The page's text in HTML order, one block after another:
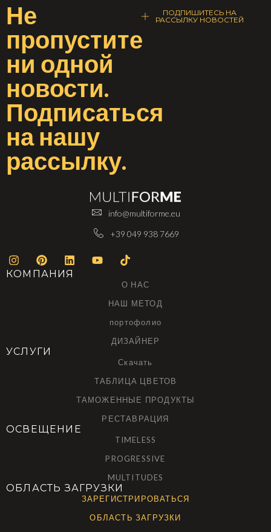
Не
пропустите
ни одной
новости.
Подписаться
нанашу
рассылку.
ПОДПИШИТЕСЬ НА
РАССЫЛКУ НОВОСТЕЙ
info@multiforme.eu
+39 049 938 7669
КОМПАНИЯ
О НАС
НАШ МЕТОД
портофолио
ДИЗАЙНЕР
УСЛУГИ
Скачать
ТАБЛИЦА ЦВЕТОВ
ТАМОЖЕННЫЕ ПРОДУКТЫ
РЕСТАВРАЦИЯ
ОСВЕЩЕНИЕ
TIMELESS
PROGRESSIVE
MULTITUDES
ОБЛАСТЬ ЗАГРУЗКИ
ЗАРЕГИСТРИРОВАТЬСЯ
ОБЛАСТЬ ЗАГРУЗКИ